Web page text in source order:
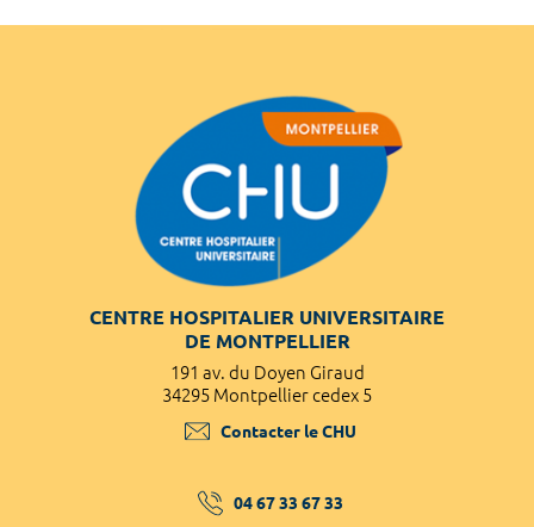
CENTRE HOSPITALIER UNIVERSITAIRE
DE MONTPELLIER
191 av. du Doyen Giraud
34295 Montpellier cedex 5
Contacter le CHU
04 67 33 67 33